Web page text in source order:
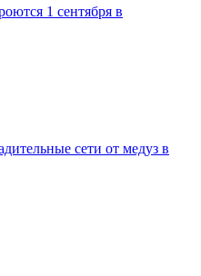
1 сентября в
сети от медуз в